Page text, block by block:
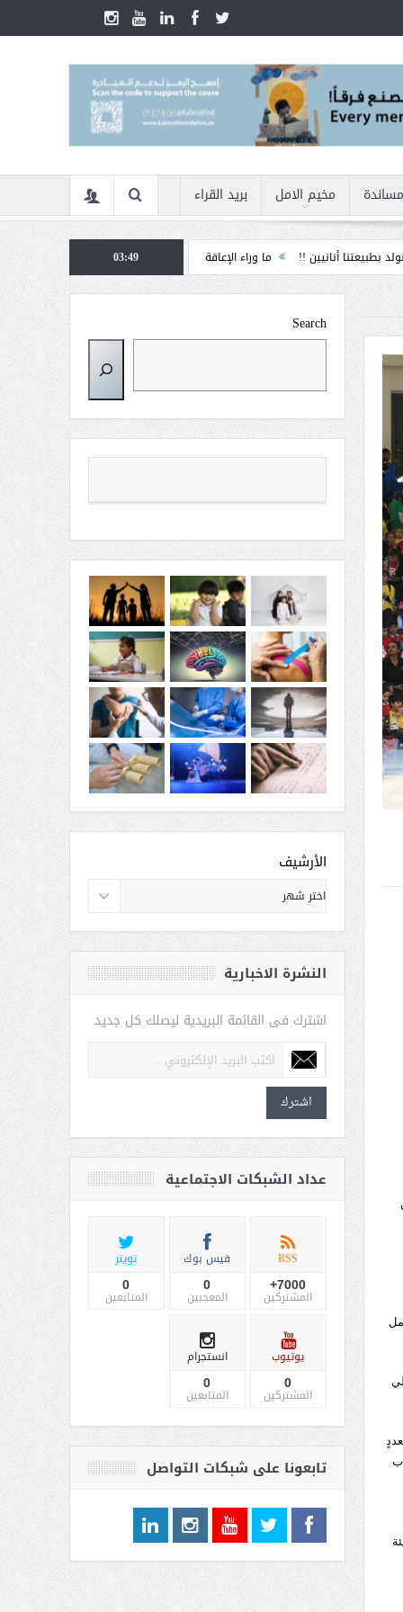
مخيم الامل بريد القراء
وراء الإعاقة الأمن السيبراني في زمن الأزمات ... كيف نحمي أنفسنا من التضليل
03:49
Search
الأرشيف
النشرة الاخبارية
اشترك فى القائمة البريدية ليصلك كل جديد
اشترك
عداد الشبكات الاجتماعية
RSS
7000+
المشتركين
فيس بوك
0
المعجبين
تويتر
0
المتابعين
يوتيوب
0
المشتركين
انستجرام
0
المتابعين
تابعونا على شبكات التواصل